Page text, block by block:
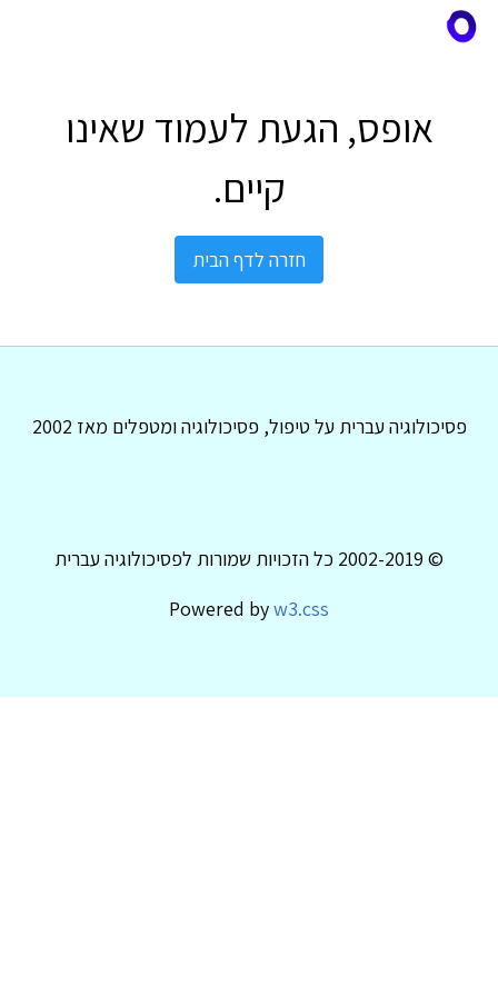
אופס, הגעת לעמוד שאינו
קיים.
חזרה לדף הבית
פסיכולוגיה עברית על טיפול, פסיכולוגיה ומטפלים מאז 2002
© 2002-2019 כל הזכויות שמורות לפסיכולוגיה עברית
Powered byw3.css